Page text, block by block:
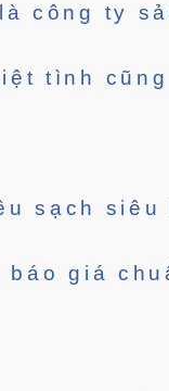
công ty
tình
sạch
giá